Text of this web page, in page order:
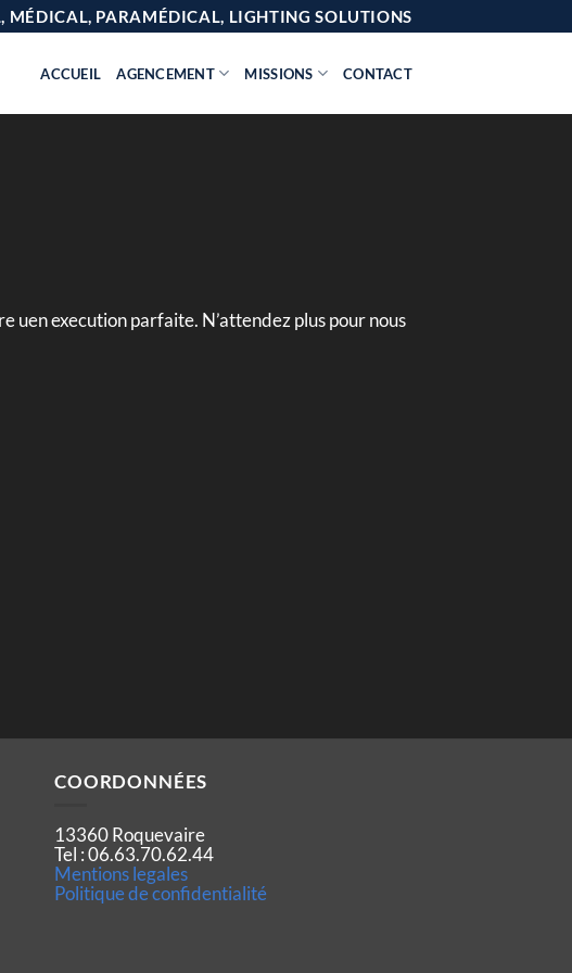
MÉDICAL, PARAMÉDICAL, LIGHTING SOLUTIONS
ACCUEIL AGENCEMENT MISSIONS CONTACT
uen execution parfaite. N’attendez plus pour nous
COORDONNÉES
13360 Roquevaire
Tel : 06.63.70.62.44
Mentions legales
Politique de confidentialité